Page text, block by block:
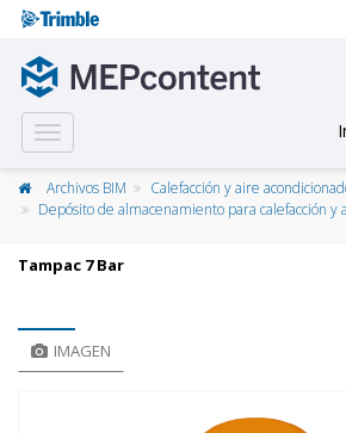
Toggle
navigation
Archivos BIM
Calefacción y aire
Depósito de almacenamiento para calefacción y
Tampac 7 Bar
IMAGEN